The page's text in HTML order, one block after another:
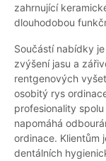
zahrnující
dlouhodobou
Součástí nabídky
zvýšení jasu a
rentgenových
osobitý rys
profesionality
napomáhá
ordinace. Klientům
dentálních